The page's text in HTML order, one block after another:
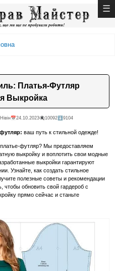
Платья-Футляр
Выкройка
📅24.10.2023👁️‍🗨️10092⬇️9104
ваш путь к стильной одежде!
платье-футляр? Мы предоставляем
выкройку и воплотить свои модные
выкройки гарантируют
Узнайте, как создать стильное
полезные советы и рекомендации
чтобы обновить свой гардероб с
прямо сейчас и станьте